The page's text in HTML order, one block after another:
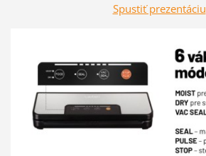
Spustiť prezentáciu